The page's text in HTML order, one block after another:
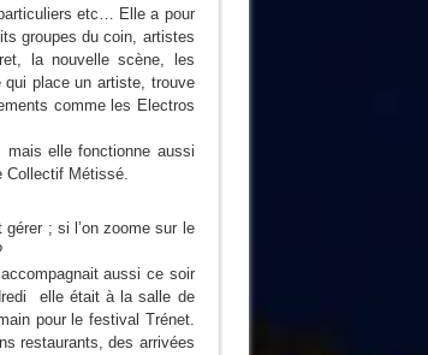
etc… Elle a pour
groupes du coin, artistes
la nouvelle scène, les
place un artiste, trouve
comme les Electros
mais elle fonctionne aussi
Collectif Métissé.
gérer ; si l’on zoome sur le
aussi ce soir
elle était à la salle de
pour le festival Trénet.
restaurants, des arrivées